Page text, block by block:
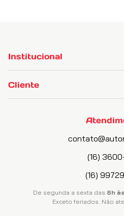
Institucional
Cliente
(16)
(16)
De segunda a sexta das 8h
Exceto feriados. Não